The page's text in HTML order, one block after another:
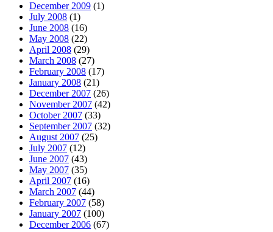
December 2009 (1)
July 2008 (1)
June 2008 (16)
May 2008 (22)
April 2008 (29)
March 2008 (27)
February 2008 (17)
January 2008 (21)
December 2007 (26)
November 2007 (42)
October 2007 (33)
September 2007 (32)
August 2007 (25)
July 2007 (12)
June 2007 (43)
May 2007 (35)
April 2007 (16)
March 2007 (44)
February 2007 (58)
January 2007 (100)
December 2006 (67)